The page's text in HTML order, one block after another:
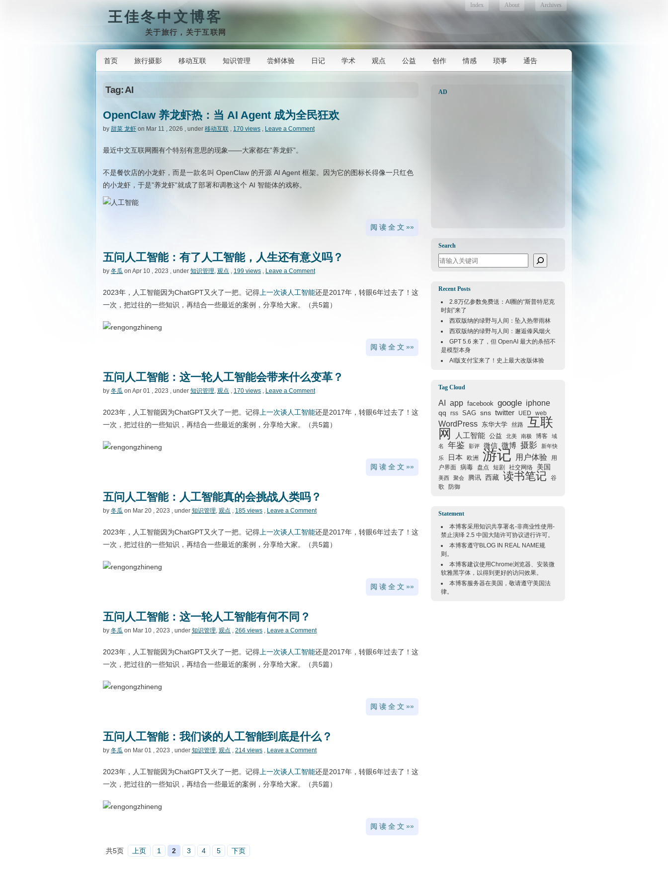
王佳冬中文博客
关于旅行，关于互联网
Index About Archives
首页 旅行摄影 移动互联 知识管理 尝鲜体验 日记 学术 观点 公益 创作 情感 琐事 通告
Tag: AI
OpenClaw 养龙虾热：当 AI Agent 成为全民狂欢
by 甜菜 龙虾 on Mar 11 , 2026 , under 移动互联 , 170 views , Leave a Comment
最近中文互联网圈有个特别有意思的现象——大家都在”养龙虾”。
不是餐饮店的小龙虾，而是一款名叫 OpenClaw 的开源 AI Agent 框架。因为它的图标长得像一只红色
的小龙虾，于是”养龙虾”就成了部署和调教这个 AI 智能体的戏称。
阅 读 全 文 »»
五问人工智能：有了人工智能，人生还有意义吗？
by 冬瓜 on Apr 10 , 2023 , under 知识管理, 观点 , 199 views , Leave a Comment
2023年，人工智能因为ChatGPT又火了一把。记得 上一次谈人工智能还是2017年，转眼6年过去了！这
一次，把过往的一些知识，再结合一些最近的案例，分享给大家。（共5篇）
阅 读 全 文 »»
五问人工智能：这一轮人工智能会带来什么变革？
by 冬瓜 on Apr 01 , 2023 , under 知识管理, 观点 , 170 views , Leave a Comment
2023年，人工智能因为ChatGPT又火了一把。记得 上一次谈人工智能还是2017年，转眼6年过去了！这
一次，把过往的一些知识，再结合一些最近的案例，分享给大家。（共5篇）
阅 读 全 文 »»
五问人工智能：人工智能真的会挑战人类吗？
by 冬瓜 on Mar 20 , 2023 , under 知识管理, 观点 , 185 views , Leave a Comment
2023年，人工智能因为ChatGPT又火了一把。记得 上一次谈人工智能还是2017年，转眼6年过去了！这
一次，把过往的一些知识，再结合一些最近的案例，分享给大家。（共5篇）
阅 读 全 文 »»
五问人工智能：这一轮人工智能有何不同？
by 冬瓜 on Mar 10 , 2023 , under 知识管理, 观点 , 266 views , Leave a Comment
2023年，人工智能因为ChatGPT又火了一把。记得 上一次谈人工智能还是2017年，转眼6年过去了！这
一次，把过往的一些知识，再结合一些最近的案例，分享给大家。（共5篇）
阅 读 全 文 »»
五问人工智能：我们谈的人工智能到底是什么？
by 冬瓜 on Mar 01 , 2023 , under 知识管理, 观点 , 214 views , Leave a Comment
2023年，人工智能因为ChatGPT又火了一把。记得 上一次谈人工智能还是2017年，转眼6年过去了！这
一次，把过往的一些知识，再结合一些最近的案例，分享给大家。（共5篇）
阅 读 全 文 »»
共5页 上页 1 2 3 4 5 下页
AD
Search
Search
Recent Posts
2.8万亿参数免费送：AI圈的“斯普特尼克
时刻”来了
西双版纳的绿野与人间：坠入热带雨林
西双版纳的绿野与人间：邂逅傣风烟火
GPT 5.6 来了，但 OpenAI 最大的杀招不
是模型本身
AI版支付宝来了！史上最大改版体验
Tag Cloud
AI app facebook google iphone
qq rss SAG sns twitter UED web
WordPress 东华大学 丝路 互联
网
人工智能 公益 北美 南极 博客
域
名
年鉴 影评 微信 微博 摄影
新年快
乐
日本 欧洲 游记 用户体验
用
户界面
病毒 盘点 短剧 社交网络 美国
美西 聚会 腾讯 西藏 读书笔记
谷
歌
防御
Statement
本博客采用知识共享署名-非商业性使用-
禁止演绎 2.5 中国大陆许可协议进行许可。
本博客遵守BLOG IN REAL NAME规
则。
本博客建议使用Chrome浏览器、安装微
软雅黑字体，以得到更好的访问效果。
本博客服务器在美国 ，敬请遵守美国法
律。